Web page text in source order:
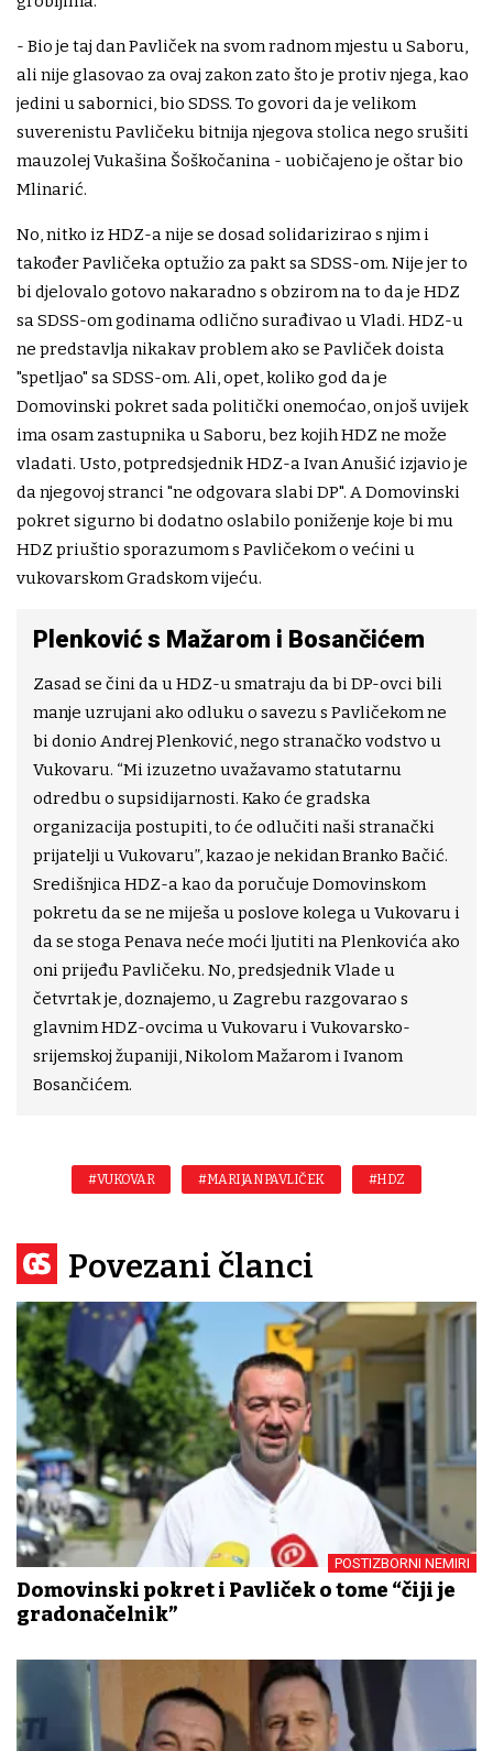
- Bio je taj dan Pavliček na svom radnom mjestu u Saboru,
ali nije glasovao za ovaj zakon zato što je protiv njega, kao
jedini u sabornici, bio SDSS. To govori da je velikom
suverenistu Pavličeku bitnija njegova stolica nego srušiti
mauzolej Vukašina Šoškočanina - uobičajeno je oštar bio
Mlinarić.
No, nitko iz HDZ-a nije se dosad solidarizirao s njim i
također Pavličeka optužio za pakt sa SDSS-om. Nije jer to
bi djelovalo gotovo nakaradno s obzirom na to da je HDZ
sa SDSS-om godinama odlično surađivao u Vladi. HDZ-u
ne predstavlja nikakav problem ako se Pavliček doista
"spetljao" sa SDSS-om. Ali, opet, koliko god da je
Domovinski pokret sada politički onemoćao, on još uvijek
ima osam zastupnika u Saboru, bez kojih HDZ ne može
vladati. Usto, potpredsjednik HDZ-a Ivan Anušić izjavio je
da njegovoj stranci "ne odgovara slabi DP". A Domovinski
pokret sigurno bi dodatno oslabilo poniženje koje bi mu
HDZ priuštio sporazumom s Pavličekom o većini u
vukovarskom Gradskom vijeću.
Plenković s Mažarom i Bosančićem
Zasad se čini da u HDZ-u smatraju da bi DP-ovci bili
manje uzrujani ako odluku o savezu s Pavličekom ne
bi donio Andrej Plenković, nego stranačko vodstvo u
Vukovaru. “Mi izuzetno uvažavamo statutarnu
odredbu o supsidijarnosti. Kako će gradska
organizacija postupiti, to će odlučiti naši stranački
prijatelji u Vukovaru”, kazao je nekidan Branko Bačić.
Središnjica HDZ-a kao da poručuje Domovinskom
pokretu da se ne miješa u poslove kolega u Vukovaru i
da se stoga Penava neće moći ljutiti na Plenkovića ako
oni prijeđu Pavličeku. No, predsjednik Vlade u
četvrtak je, doznajemo, u Zagrebu razgovarao s
glavnim HDZ-ovcima u Vukovaru i Vukovarsko-
srijemskoj županiji, Nikolom Mažarom i Ivanom
Bosančićem.
#VUKOVAR #MARIJAN PAVLIČEK #HDZ
Povezani članci
POSTIZBORNI NEMIRI
Domovinski pokret i Pavliček o tome “čiji je
gradonačelnik”